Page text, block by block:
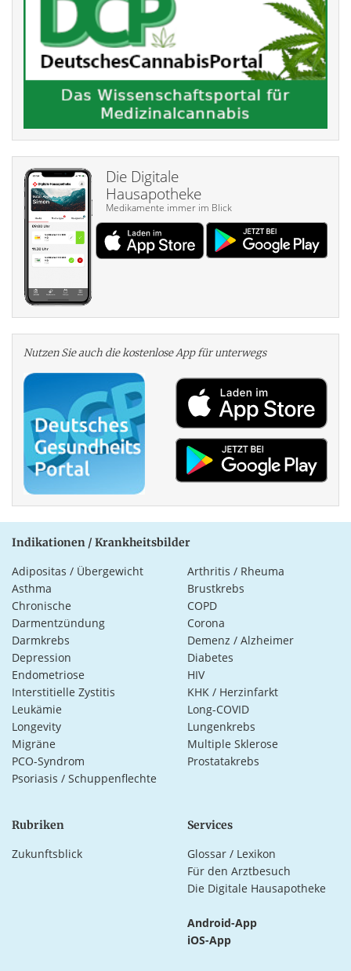
Die Digitale
Hausapotheke
Medikamente immer im Blick
Nutzen Sie auch die kosten­lose App für unterwegs
Indikationen / Krankheitsbilder
Adipositas / Übergewicht
Arthritis / Rheuma
Asthma
Brustkrebs
Chronische
Darmentzündung
COPD
Corona
Darmkrebs
Demenz / Alzheimer
Depression
Diabetes
Endometriose
HIV
Interstitielle Zystitis
KHK / Herzinfarkt
Leukämie
Long-COVID
Longevity
Lungenkrebs
Migräne
Multiple Sklerose
PCO-Syndrom
Prostatakrebs
Psoriasis / Schuppenflechte
Rubriken
Zukunftsblick
Services
Glossar / Lexikon
Für den Arztbesuch
Die Digitale Hausapotheke
Android-App
iOS-App